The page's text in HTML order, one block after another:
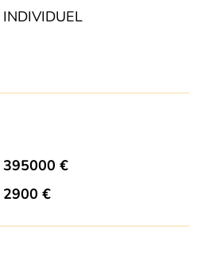
INDIVIDUEL
395000 €
2900 €